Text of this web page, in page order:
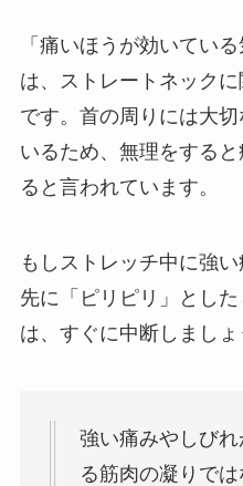
「痛いほうが効いてい
は、ストレートネック
です。首の周りには大
いるため、無理をする
ると言われています。
もしストレッチ中に強
先に「ピリピリ」とし
は、すぐに中断しましょ
強い痛みやしび
る筋肉の凝りで